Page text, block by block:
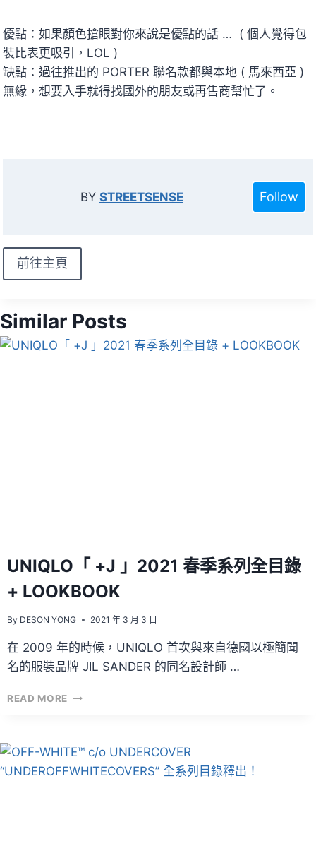
優點：如果顏色搶眼對你來說是優點的話 … ( 個人覺得包
裝比表更吸引，LOL )
缺點：過往推出的 PORTER 聯名款都與本地 ( 馬來西亞 )
無緣，想要入手就得找國外的朋友或再售商幫忙了。
BY STREETSENSE Follow
前往主頁
Similar Posts
UNIQLO「 +J 」2021 春季系列全目錄
+ LOOKBOOK
By DESON YONG 2021 年 3 月 3 日
在 2009 年的時候，UNIQLO 首次與來自德國以極簡聞
名的服裝品牌 JIL SANDER 的同名設計師 …
READ MORE UNIQLO「
春
季